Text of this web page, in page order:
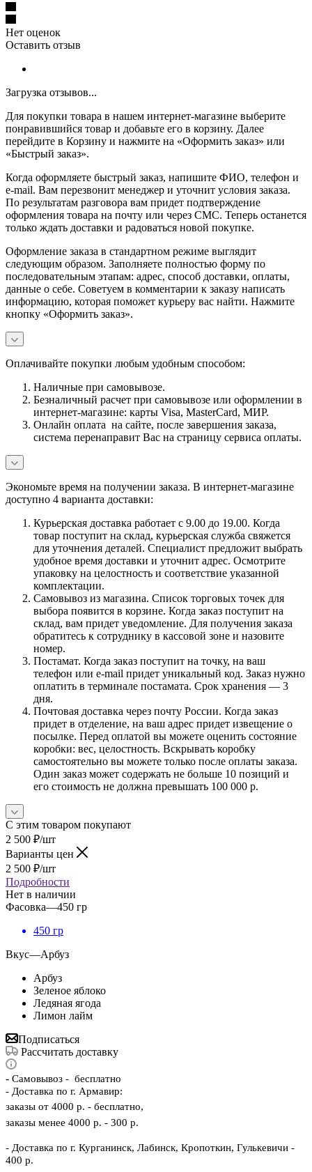
Нет оценок
Оставить отзыв
Загрузка отзывов...
Для покупки товара в нашем интернет-магазине выберите
понравившийся товар и добавьте его в корзину. Далее
перейдите в Корзину и нажмите на «Оформить заказ» или
«Быстрый заказ».
Когда оформляете быстрый заказ, напишите ФИО, телефон и
e-mail. Вам перезвонит менеджер и уточнит условия заказа.
По результатам разговора вам придет подтверждение
оформления товара на почту или через СМС. Теперь останется
только ждать доставки и радоваться новой покупке.
Оформление заказа в стандартном режиме выглядит
следующим образом. Заполняете полностью форму по
последовательным этапам: адрес, способ доставки, оплаты,
данные о себе. Советуем в комментарии к заказу написать
информацию, которая поможет курьеру вас найти. Нажмите
кнопку «Оформить заказ».
Оплачивайте покупки любым удобным способом:
Наличные при самовывозе.
Безналичный расчет при самовывозе или оформлении в
интернет-магазине: карты Visa, MasterCard, МИР.
Онлайн оплата на сайте, после завершения заказа,
система перенаправит Вас на страницу сервиса оплаты.
Экономьте время на получении заказа. В интернет-магазине
доступно 4 варианта доставки:
Курьерская доставка работает с 9.00 до 19.00. Когда
товар поступит на склад, курьерская служба свяжется
для уточнения деталей. Специалист предложит выбрать
удобное время доставки и уточнит адрес. Осмотрите
упаковку на целостность и соответствие указанной
комплектации.
Самовывоз из магазина. Список торговых точек для
выбора появится в корзине. Когда заказ поступит на
склад, вам придет уведомление. Для получения заказа
обратитесь к сотруднику в кассовой зоне и назовите
номер.
Постамат. Когда заказ поступит на точку, на ваш
телефон или e-mail придет уникальный код. Заказ нужно
оплатить в терминале постамата. Срок хранения — 3
дня.
Почтовая доставка через почту России. Когда заказ
придет в отделение, на ваш адрес придет извещение о
посылке. Перед оплатой вы можете оценить состояние
коробки: вес, целостность. Вскрывать коробку
самостоятельно вы можете только после оплаты заказа.
Один заказ может содержать не больше 10 позиций и
его стоимость не должна превышать 100 000 р.
С этим товаром покупают
2 500 ₽/шт
Варианты цен
2 500 ₽/шт
Подробности
Нет в наличии
Фасовка—450 гр
450 гр
Вкус—Арбуз
Арбуз
Зеленое яблоко
Ледяная ягода
Лимон лайм
Подписаться
Рассчитать доставку
- Самовывоз - бесплатно
- Доставка по г. Армавир:
заказы от 4000 р. - бесплатно,
заказы менее 4000 р. - 300 р.
- Доставка по г. Курганинск, Лабинск, Кропоткин, Гулькевичи -
400 р.